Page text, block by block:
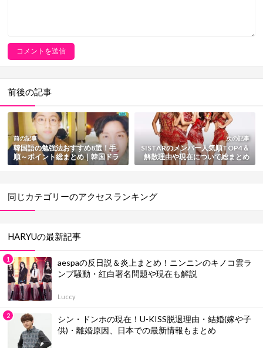
前後の記事
前の記事
韓国語の勉強法おすすめ8選！手
順～ポイント総まとめ｜韓国ドラ
マ・K-POPで楽しく勉強
次の記事
SISTARのメンバー人気順TOP4＆
解散理由や現在について総まとめ
【最新情報】
同じカテゴリーのアクセスランキング
HARYUの最新記事
aespaの反日説＆炎上まとめ！ニンニンのキノコ雲ラ
ンプ騒動・紅白署名問題や現在も解説
Luccy
シン・ドンホの現在！U-KISS脱退理由・結婚(嫁や子
供)・離婚原因、日本での最新情報もまとめ